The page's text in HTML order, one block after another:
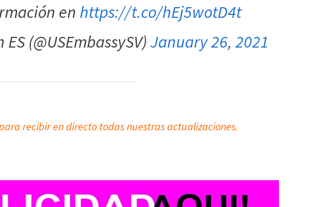
en https://t.co/hEj5wotD4t
(@USEmbassySV)January 26, 2021
recibir en directo todas nuestras actualizaciones.